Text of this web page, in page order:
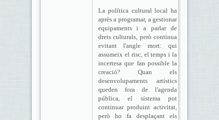
La política cultural local ha
après a programar, a gestionar
equipaments i a parlar de
drets culturals, però continua
evitant l'angle mort: qui
assumeix el risc, el temps i la
incertesa que fan possible la
creació? Quan els
desenvolupaments artístics
queden fora de l'agenda
pública, el sistema pot
continuar produint activitat,
però ho fa desplaçant els